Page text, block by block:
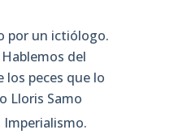
por un ictiólogo.
del
peces que lo
Lloris Samo
Imperialismo.